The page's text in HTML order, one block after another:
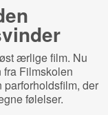
ærlige film. Nu
Filmskolen
der
følelser.